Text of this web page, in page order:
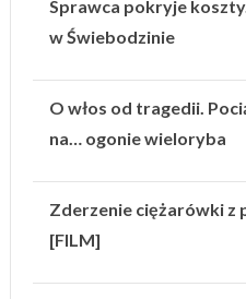
Sprawca pokryje
w Świebodzinie
O włos od tragedii.
na… ogonie wieloryba
Zderzenie ciężarówki z
[FILM]